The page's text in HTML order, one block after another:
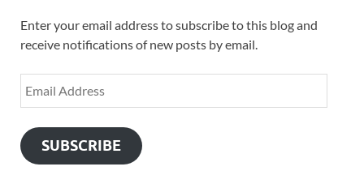
Enter your email address to subscribe to this blog and
receive notifications of new posts by email.
SUBSCRIBE